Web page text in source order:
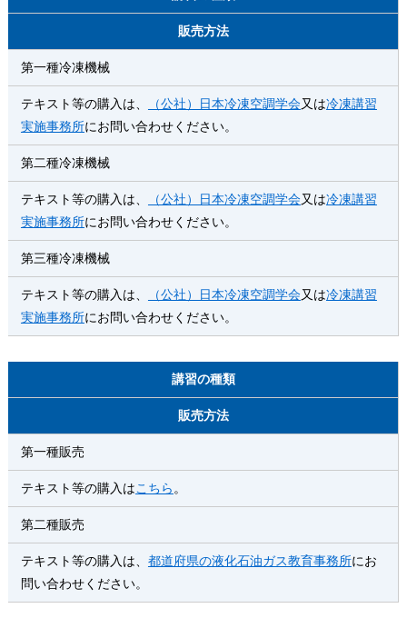
販売方法
第一種冷凍機械
テキスト等の購入は、 （公社）日本冷凍空調学会又は冷凍講習
実施事務所にお問い合わせください。
第二種冷凍機械
テキスト等の購入は、 （公社）日本冷凍空調学会又は冷凍講習
実施事務所にお問い合わせください。
第三種冷凍機械
テキスト等の購入は、 （公社）日本冷凍空調学会又は冷凍講習
実施事務所にお問い合わせください。
講習の種類
販売方法
第一種販売
テキスト等の購入はこちら 。
第二種販売
テキスト等の購入は、 都道府県の液化石油ガス教育事務所にお
問い合わせください。